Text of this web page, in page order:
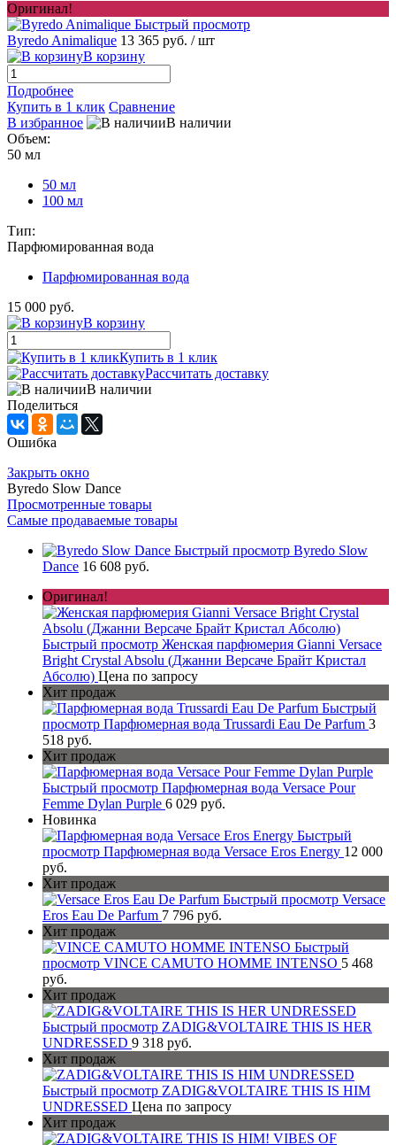
Оригинал!
Быстрый просмотр
Byredo Animalique 13 365 руб. / шт
В корзину
Подробнее
Купить в 1 клик Сравнение
В избранное
В наличии
Объем:
50 мл
50 мл
100 мл
Тип:
Парфюмированная вода
Парфюмированная вода
15 000 руб.
В корзину
Купить в 1 клик
Рассчитать доставку
В наличии
Поделиться
Ошибка
Закрыть окно
Byredo Slow Dance
Просмотренные товары
Самые продаваемые товары
Быстрый просмотр Byredo Slow
Dance 16 608 руб.
Оригинал!
Быстрый просмотр Женская парфюмерия Gianni Versace
Bright Crystal Absolu (Джанни Версаче Брайт Кристал
Абсолю) Цена по запросу
Хит продаж
Быстрый
просмотр Парфюмерная вода Trussardi Eau De Parfum 3
518 руб.
Хит продаж
Быстрый просмотр Парфюмерная вода Versace Pour
Femme Dylan Purple 6 029 руб.
Новинка
Быстрый
просмотр Парфюмерная вода Versace Eros Energy 12 000
руб.
Хит продаж
Быстрый просмотр Versace
Eros Eau De Parfum 7 796 руб.
Хит продаж
Быстрый
просмотр VINCE CAMUTO HOMME INTENSO 5 468
руб.
Хит продаж
Быстрый просмотр ZADIG&VOLTAIRE THIS IS HER
UNDRESSED 9 318 руб.
Хит продаж
Быстрый просмотр ZADIG&VOLTAIRE THIS IS HIM
UNDRESSED Цена по запросу
Хит продаж